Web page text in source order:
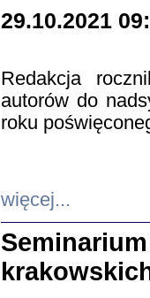
29.10.2021
Redakcja
autorów do
roku
więcej...